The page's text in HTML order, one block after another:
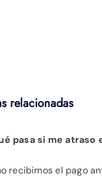
relacionadas
pasa si me atraso
recibimos el pago